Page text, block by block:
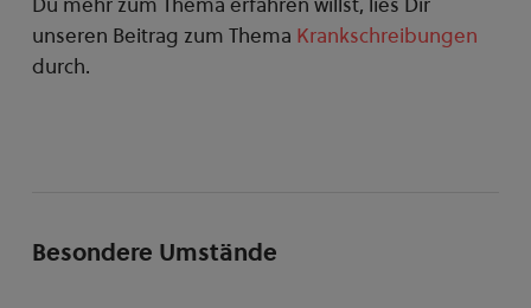
unseren Beitrag zum Thema Krankschreibungen
durch.
Besondere Umstände